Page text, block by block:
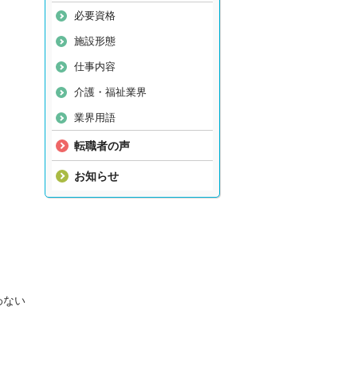
必要資格
施設形態
仕事内容
介護・福祉業界
業界用語
転職者の声
お知らせ
ない